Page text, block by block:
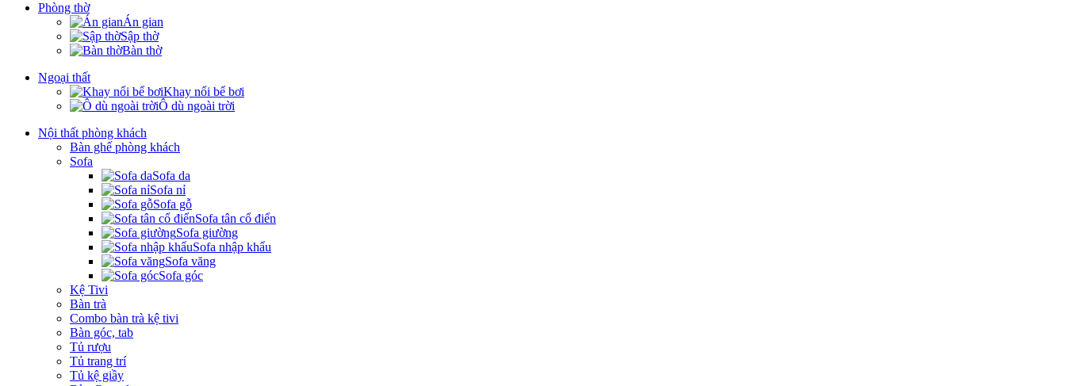
Phòng thờ
Án gian
Sập thờ
Bàn thờ
Ngoại thất
Khay nổi bể bơi
Ô dù ngoài trời
Nội thất phòng khách
Bàn ghế phòng khách
Sofa
Sofa da
Sofa nỉ
Sofa gỗ
Sofa tân cổ điển
Sofa giường
Sofa nhập khẩu
Sofa văng
Sofa góc
Kệ Tivi
Bàn trà
Combo bàn trà kệ tivi
Bàn góc, tab
Tủ rượu
Tủ trang trí
Tủ kệ giầy